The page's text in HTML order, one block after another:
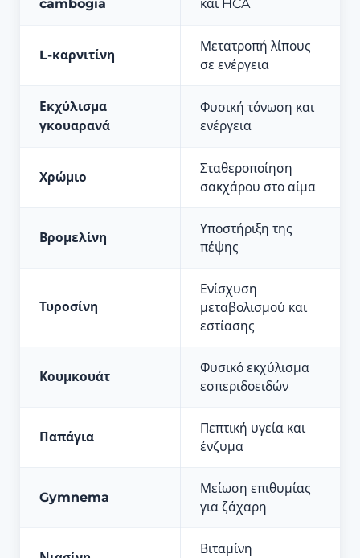
cambogia και HCA
L-καρνιτίνη
Μετατροπή λίπους
σε ενέργεια
Εκχύλισμα
γκουαρανά
Φυσική τόνωση και
ενέργεια
Χρώμιο
Σταθεροποίηση
σακχάρου στο αίμα
Βρομελίνη
Υποστήριξη της
πέψης
Τυροσίνη
Ενίσχυση
μεταβολισμού και
εστίασης
Κουμκουάτ
Φυσικό εκχύλισμα
εσπεριδοειδών
Παπάγια
Πεπτική υγεία και
ένζυμα
Gymnema
Μείωση επιθυμίας
για ζάχαρη
Βιταμίνη